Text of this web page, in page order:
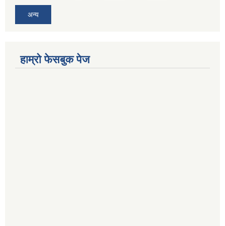
अन्य
हाम्रो फेसबुक पेज